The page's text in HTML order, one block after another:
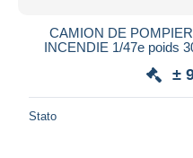
CAMION DE
INCENDIE 1/47e poids
±
Stato